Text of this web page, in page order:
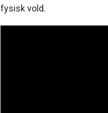
fysisk vold.